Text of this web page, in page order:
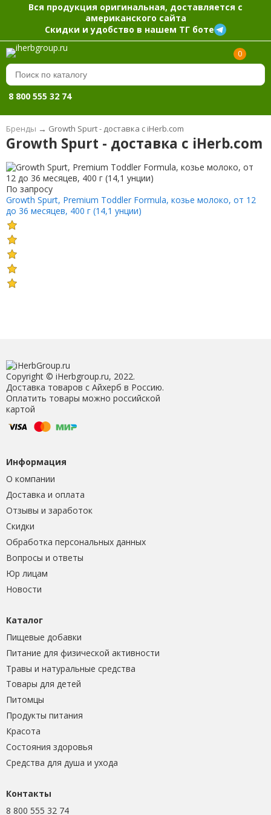
Вся продукция оригинальная, доставляется с
американского сайта
Скидки и удобство в нашем ТГ боте
0
8 800 555 32 74
Бренды → Growth Spurt - доставка с iHerb.com
Growth Spurt - доставка с iHerb.com
По запросу
Growth Spurt, Premium Toddler Formula, козье молоко, от 12
до 36 месяцев, 400 г (14,1 унции)
Copyright © iHerbgroup.ru, 2022.
Доставка товаров с Айхерб в Россию.
Оплатить товары можно российской
картой
Информация
О компании
Доставка и оплата
Отзывы и заработок
Скидки
Обработка персональных данных
Вопросы и ответы
Юр лицам
Новости
Каталог
Пищевые добавки
Питание для физической активности
Травы и натуральные средства
Товары для детей
Питомцы
Продукты питания
Красота
Состояния здоровья
Средства для душа и ухода
Контакты
8 800 555 32 74